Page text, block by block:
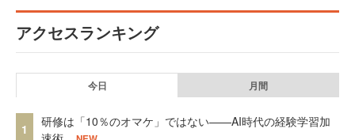
アクセスランキング
今日 月間
1
研修は「10％のオマケ」ではない——AI時代の経験学習加